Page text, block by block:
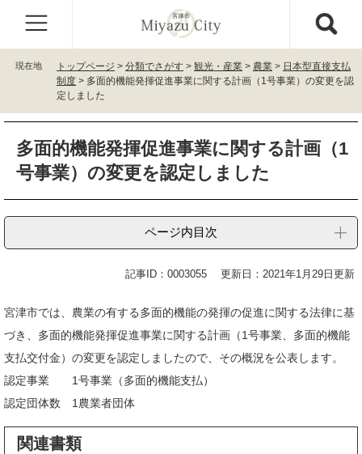
現在地 トップページ > 分類でさがす > 観光・産業 > 農業 > 日本型直接支払
制度 > 多面的機能発揮促進事業に関する計画（1号事業）の変更を認
定しました
多面的機能発揮促進事業に関する計画（1
号事業）の変更を認定しました
ページ内目次
記事ID：0003055 更新日：2021年1月29日更新
宮津市では、農業の有する多面的機能の発揮の促進に関する法律に基
づき、多面的機能発揮促進事業に関する計画（1号事業、多面的機能
支払交付金）の変更を認定しましたので、その概況を公表します。
認定事業 1号事業（多面的機能支払）
認定団体数 1農業者団体
関連書類